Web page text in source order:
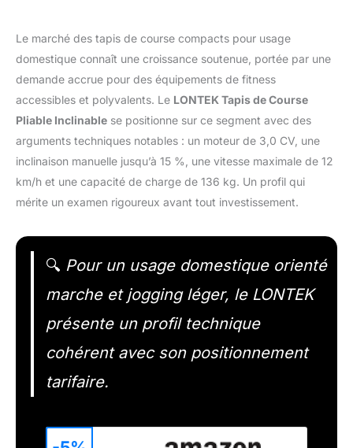
Le marché des tapis de course compacts pour usage
domestique connaît une croissance soutenue, portée par une
demande accrue pour des équipements de fitness
accessibles et polyvalents. Le LONTEK Tapis de Course
Pliable Inclinable se positionne sur ce segment avec des
arguments techniques notables : un moteur de 3,0 CV, une
inclinaison manuelle jusqu’à 15 %, une vitesse maximale de 12
km/h et une capacité de charge de 136 kg. Un profil qui
mérite un examen rigoureux avant tout investissement.
🔍 Pour un usage domestique orienté
marche et jogging léger, le LONTEK
présente un profil technique
cohérent avec son positionnement
tarifaire.